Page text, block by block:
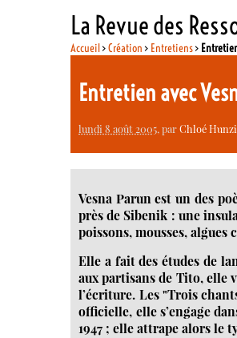
La Revue des
Accueil>Création > Entretiens>
Entretien avec
lundi 8 août 2005, parChloé
Vesna Parun est un des
près de Sibenik : une
poissons, mousses, algues
Elle a fait des études de
aux partisans de Tito, elle
l’écriture. Les "Trois
officielle, elle s’engage
1947 ; elle attrape alors le